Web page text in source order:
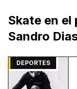
Skate en el
Sandro
DEPORTES